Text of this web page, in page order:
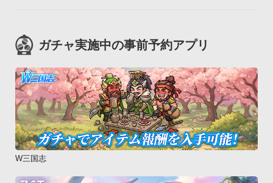
ガチャ実施中の事前予約アプリ
W三国志